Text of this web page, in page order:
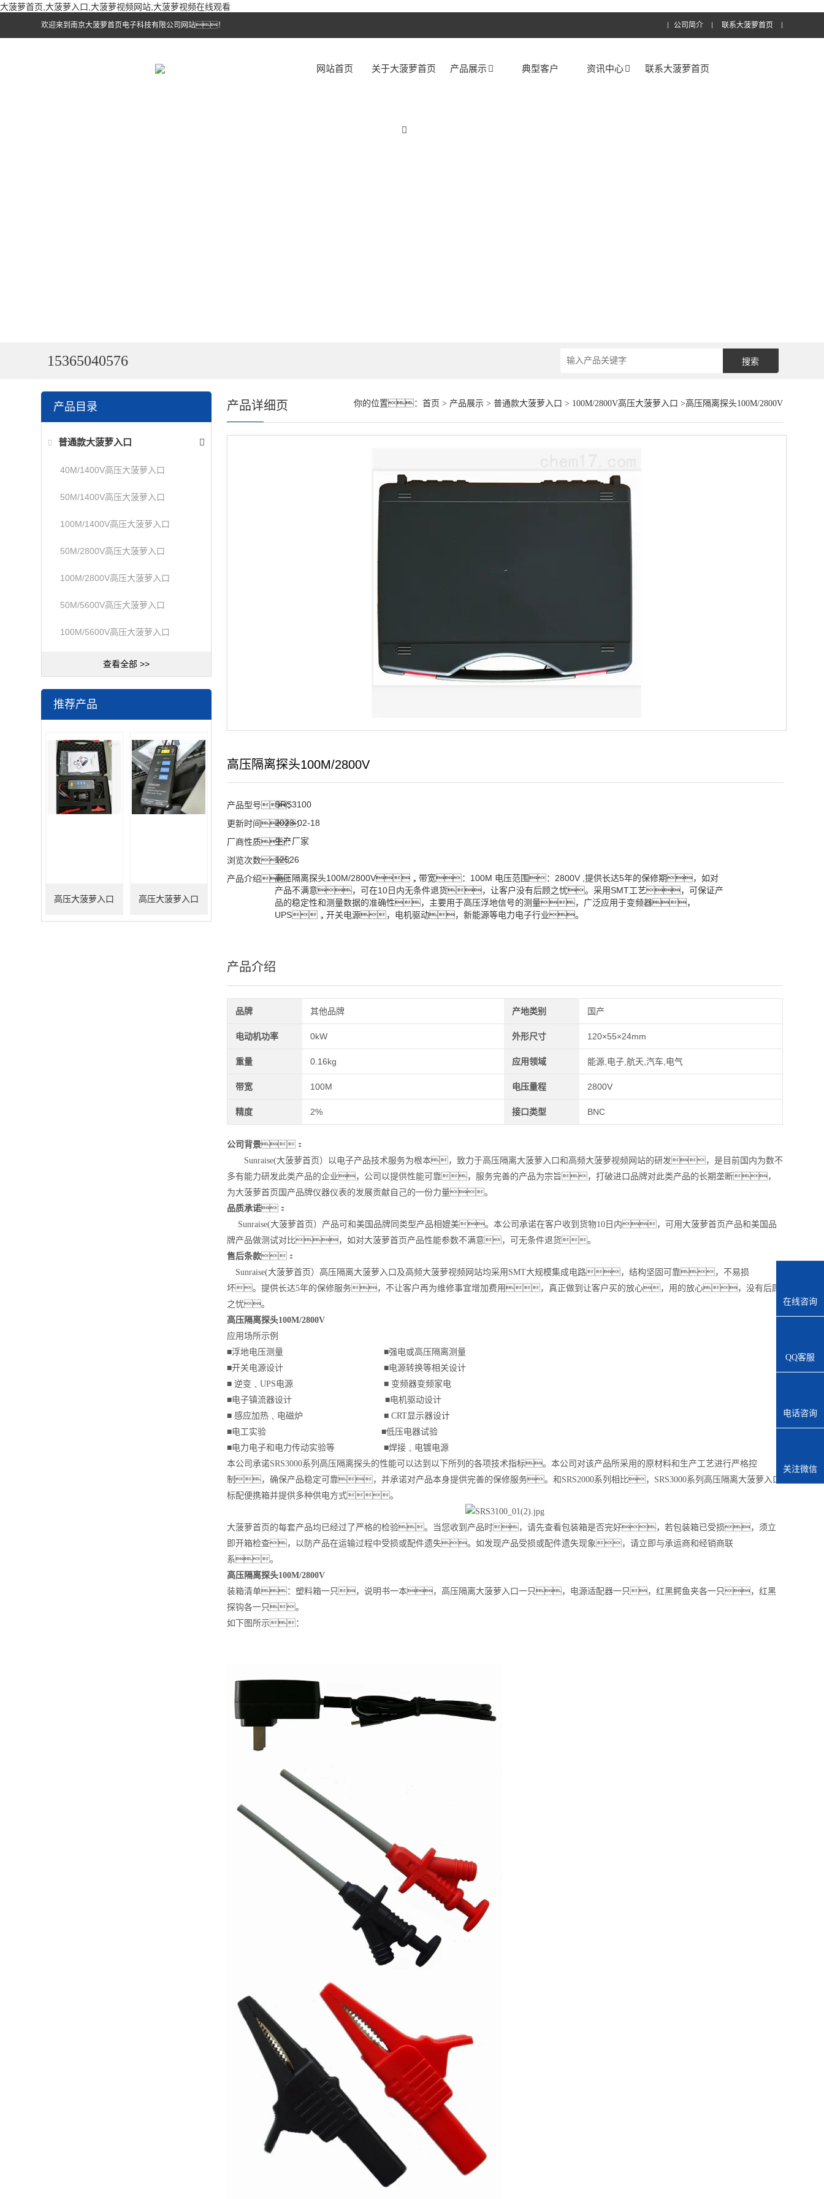
大菠萝首页,大菠萝入口,大菠萝视频网站,大菠萝视频在线观看
欢迎来到南京大菠萝首页电子科技有限公司网站！ 公司简介 联系大菠萝首页
网站首页 关于大菠萝首页 产品展示 典型客户 资讯中心 联系大菠萝首页
15365040576
产品目录
普通款大菠萝入口
40M/1400V高压大菠萝入口
50M/1400V高压大菠萝入口
100M/1400V高压大菠萝入口
50M/2800V高压大菠萝入口
100M/2800V高压大菠萝入口
50M/5600V高压大菠萝入口
100M/5600V高压大菠萝入口
查看全部 >>
推荐产品
高压大菠萝入口 高压大菠萝入口
你的位置： 首页 > 产品展示> 普通款大菠萝入口 > 100M/2800V高压大菠萝入口 >高压隔离探头100M/2800V
产品详细页
高压隔离探头100M/2800V
产品型号：
SRS3100
更新时间：
2023-02-18
厂商性质：
生产厂家
浏览次数：
12526
产品介绍：高压隔离探头100M/2800V，带宽：100M 电压范围：2800V ,提供长达5年的保修期，如对
产品不满意，可在10日内无条件退货，让客户没有后顾之忧。采用SMT工艺，可保证产
品的稳定性和测量数据的准确性，主要用于高压浮地信号的测量，广泛应用于变频器，
UPS，开关电源，电机驱动，新能源等电力电子行业。
产品介绍
品牌 其他品牌 产地类别 国产
电动机功率 0kW 外形尺寸 120×55×24mm
重量 0.16kg 应用领域 能源,电子,航天,汽车,电气
带宽 100M 电压量程 2800V
精度 2% 接口类型 BNC
公司背景：
Sunraise(大菠萝首页）以电子产品技术服务为根本，致力于高压隔离大菠萝入口和高频大菠萝视频网站的研发，是目前国内为数不
多有能力研发此类产品的企业，公司以提供性能可靠，服务完善的产品为宗旨，打破进口品牌对此类产品的长期垄断，
为大菠萝首页国产品牌仪器仪表的发展贡献自己的一份力量。
品质承诺：
Sunraise(大菠萝首页）产品可和美国品牌同类型产品相媲美。本公司承诺在客户收到货物10日内，可用大菠萝首页产品和美国品
牌产品做测试对比，如对大菠萝首页产品性能参数不满意，可无条件退货。
售后条款：
Sunraise(大菠萝首页）高压隔离大菠萝入口及高频大菠萝视频网站均采用SMT大规模集成电路，结构坚固可靠，不易损
坏。提供长达5年的保修服务，不让客户再为维修事宜增加费用，真正做到让客户买的放心，用的放心，没有后顾
之忧。
高压隔离探头100M/2800V
应用场所示例
■浮地电压测量 ■强电或高压隔离测量
■开关电源设计 ■电源转换等相关设计
■ 逆变﹑UPS电源 ■ 变频器变频家电
■电子镇流器设计 ■电机驱动设计
■ 感应加热﹑电磁炉 ■ CRT显示器设计
■电工实验 ■低压电器试验
■电力电子和电力传动实验等 ■焊接﹑电镀电源
本公司承诺SRS3000系列高压隔离探头的性能可以达到以下所列的各项技术指标。本公司对该产品所采用的原材料和生产工艺进行严格控
制，确保产品稳定可靠，并承诺对产品本身提供完善的保修服务。和SRS2000系列相比，SRS3000系列高压隔离大菠萝入口
标配便携箱并提供多种供电方式。
大菠萝首页的每套产品均已经过了严格的检验。当您收到产品时，请先查看包装箱是否完好，若包装箱已受损，须立
即开箱检查，以防产品在运输过程中受损或配件遗失。如发现产品受损或配件遗失现象，请立即与承运商和经销商联
系。
高压隔离探头100M/2800V
装箱清单：塑料箱一只，说明书一本，高压隔离大菠萝入口一只，电源适配器一只，红黑鳄鱼夹各一只，红黑
探钩各一只。
如下图所示：
在线咨询
QQ客服
电话咨询
关注微信